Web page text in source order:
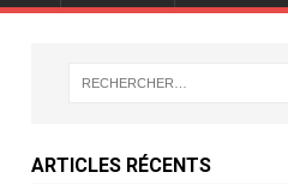
ARTICLES RÉCENTS